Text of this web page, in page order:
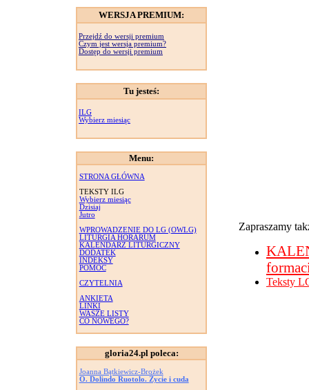
WERSJA PREMIUM:
Przejdź do wersji premium
Czym jest wersja premium?
Dostęp do wersji premium
Tu jesteś:
ILG
Wybierz miesiąc
Menu:
STRONA GŁÓWNA
TEKSTY ILG
Wybierz miesiąc
Dzisiaj
Jutro
WPROWADZENIE DO LG (OWLG)
LITURGIA HORARUM
KALENDARZ LITURGICZNY
DODATEK
INDEKSY
POMOC
CZYTELNIA
ANKIETA
LINKI
WASZE LISTY
CO NOWEGO?
gloria24.pl poleca:
Joanna Bątkiewicz-Brożek
O. Dolindo Ruotolo. Życie i cuda
Zapraszamy
Teksty